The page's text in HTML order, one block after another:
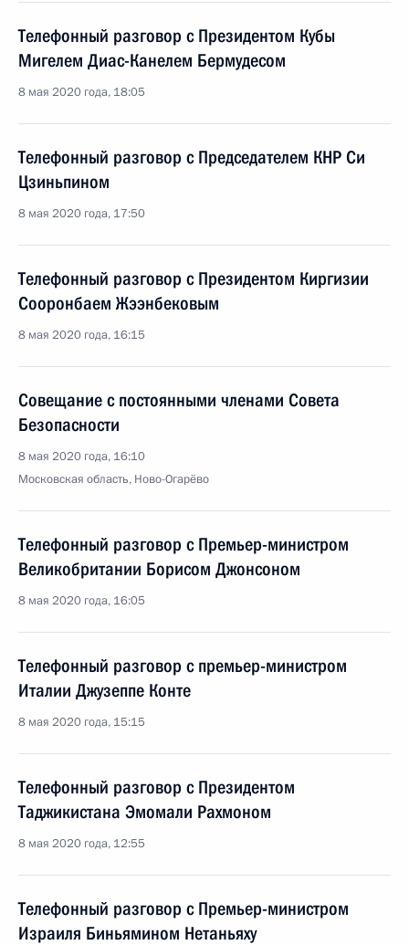
Телефонный разговор с Президентом Кубы
Мигелем Диас-Канелем Бермудесом
8 мая 2020 года, 18:05
Телефонный разговор с Председателем КНР Си
Цзиньпином
8 мая 2020 года, 17:50
Телефонный разговор с Президентом Киргизии
Сооронбаем Жээнбековым
8 мая 2020 года, 16:15
Совещание с постоянными членами Совета
Безопасности
8 мая 2020 года, 16:10
Московская область, Ново-Огарёво
Телефонный разговор с Премьер-министром
Великобритании Борисом Джонсоном
8 мая 2020 года, 16:05
Телефонный разговор с премьер-министром
Италии Джузеппе Конте
8 мая 2020 года, 15:15
Телефонный разговор с Президентом
Таджикистана Эмомали Рахмоном
8 мая 2020 года, 12:55
Телефонный разговор с Премьер-министром
Израиля Биньямином Нетаньяху